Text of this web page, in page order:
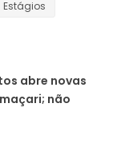
Estágios
abre novas
não